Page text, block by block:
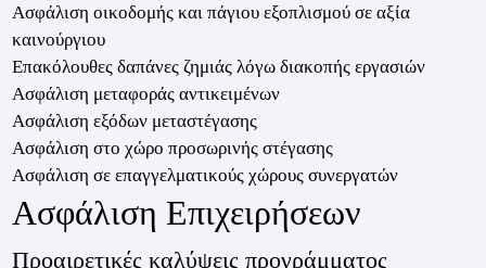
Ασφάλιση οικοδομής και πάγιου εξοπλισμού σε αξία
καινούργιου
Επακόλουθες δαπάνες ζημιάς λόγω διακοπής εργασιών
Ασφάλιση μεταφοράς αντικειμένων
Ασφάλιση εξόδων μεταστέγασης
Ασφάλιση στο χώρο προσωρινής στέγασης
Ασφάλιση σε επαγγελματικούς χώρους συνεργατών
Ασφάλιση Επιχειρήσεων
Προαιρετικές καλύψεις προγράμματος